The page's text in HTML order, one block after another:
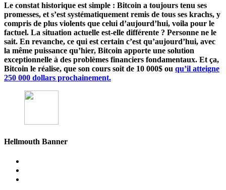
Le constat historique est simple : Bitcoin a toujours tenu ses
promesses, et s’est systématiquement remis de tous ses krachs, y
compris de plus violents que celui d’aujourd’hui, voila pour le
factuel. La situation actuelle est-elle différente ? Personne ne le
sait. En revanche, ce qui est certain c’est qu’aujourd’hui, avec
la même puissance qu’hier, Bitcoin apporte une solution
exceptionnelle à des problèmes financiers fondamentaux. Et ça,
Bitcoin le réalise, que son cours soit de 10 000$ ou qu’il atteigne
250 000 dollars prochainement.
Hellmouth Banner